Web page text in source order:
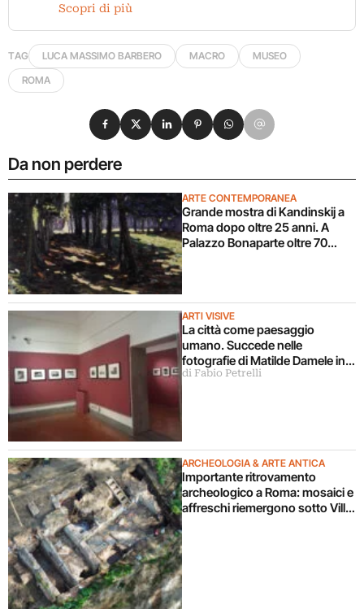
Scopri di più
TAG LUCA MASSIMO BARBERO MACRO
MUSEO
ROMA
Da non perdere
ARTE CONTEMPORANEA
Grande mostra di Kandinskij a
Roma dopo oltre 25 anni. A
Palazzo Bonaparte oltre 70
ARTI VISIVE
La città come paesaggio
umano. Succede nelle
fotografie di Matilde Damele in
mostra a Roma
di Fabio Petrelli
ARCHEOLOGIA & ARTE ANTICA
Importante ritrovamento
archeologico a Roma: mosaici e
affreschi riemergono sotto Villa
Condividi su Facebook
Condividi su X
Condividi su LinkedIn
Condividi su Pinterest
Condividi su WhatsApp
Condividi su Email